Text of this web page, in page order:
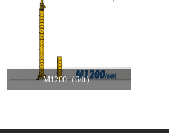
M1200（64t）